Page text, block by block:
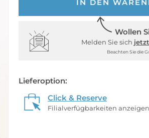
IN DEN
Wollen
Melden Sie sich jetzt
Beachten Sie die
Lieferoption:
Click & Reserve
Filialverfügbarkeiten